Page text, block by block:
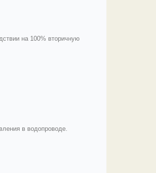
на 100% вторичную
в водопроводе.